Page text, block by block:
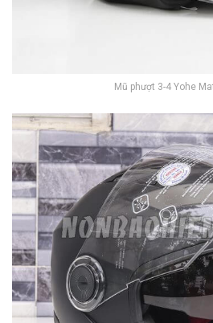
Mũ phượt 3-4 Yohe